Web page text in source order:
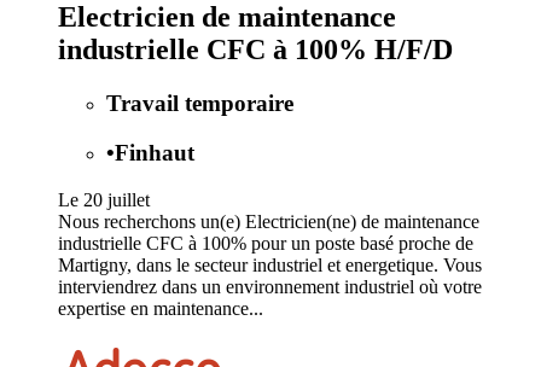
Electricien de maintenance
industrielle CFC à 100% H/F/D
Travail temporaire
•Finhaut
Le 20 juillet
Nous recherchons un(e) Electricien(ne) de maintenance
industrielle CFC à 100% pour un poste basé proche de
Martigny, dans le secteur industriel et energetique. Vous
interviendrez dans un environnement industriel où votre
expertise en maintenance...